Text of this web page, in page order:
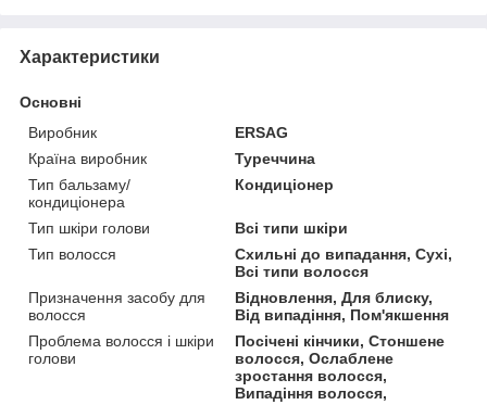
Характеристики
Основні
Виробник
ERSAG
Країна виробник
Туреччина
Тип бальзаму/
кондиціонера
Кондиціонер
Тип шкіри голови
Всі типи шкіри
Тип волосся
Схильні до випадання, Сухі,
Всі типи волосся
Призначення засобу для
волосся
Відновлення, Для блиску,
Від випадіння, Пом'якшення
Проблема волосся і шкіри
голови
Посічені кінчики, Стоншене
волосся, Ослаблене
зростання волосся,
Випадіння волосся,